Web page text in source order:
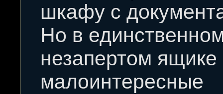
шкафу с
Но в
незапертом ящике
малоинтересные